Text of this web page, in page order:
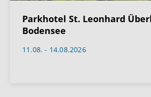
Parkhotel St. Leonhard
Bodensee
11.08. - 14.08.2026